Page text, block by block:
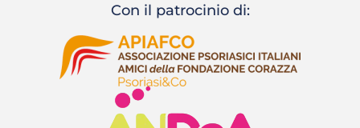
Con il patrocinio di: